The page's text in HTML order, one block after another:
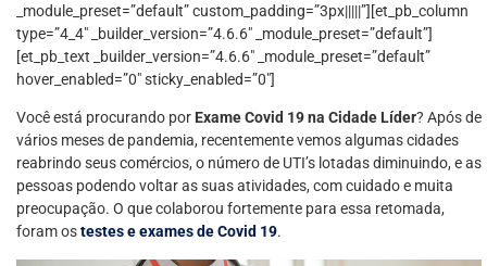
_module_preset=”default” custom_padding=”3px|||||”][et_pb_column
type=”4_4″ _builder_version=”4.6.6″ _module_preset=”default”]
[et_pb_text _builder_version=”4.6.6″ _module_preset=”default”
hover_enabled=”0″ sticky_enabled=”0″]
Você está procurando por Exame Covid 19 na Cidade Líder? Após de
vários meses de pandemia, recentemente vemos algumas cidades
reabrindo seus comércios, o número de UTI’s lotadas diminuindo, e as
pessoas podendo voltar as suas atividades, com cuidado e muita
preocupação. O que colaborou fortemente para essa retomada,
foram ostestes e exames de Covid 19.